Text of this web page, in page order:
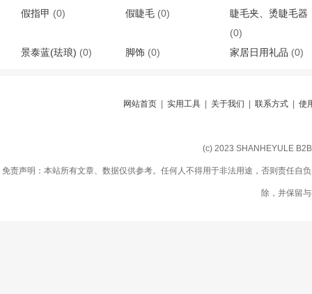
假指甲 (0) 假睫毛 (0)
睫毛夹、烫睫毛器
(0)
景泰蓝(珐琅) (0) 脚饰 (0) 家居日用礼品 (0)
网站首页| 实用工具| 关于我们 联系方式| 使
(c) 2023 SHANHEYULE
免责声明：本站所有文章、数据仅供参考。任何人不得用于非法用途，否则责任自
除，并保留